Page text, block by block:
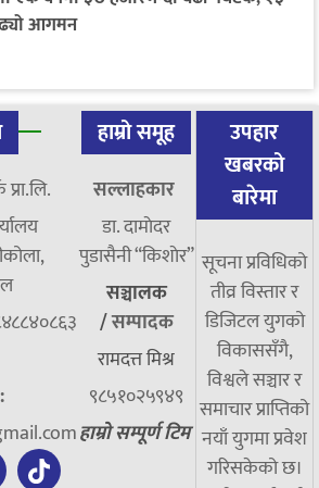
आगमन
हाम्रो समूह
सल्लाहकार
डा. दामाेदर
पुडासैनी “किशाेर”
सञ्चालक
/सम्पादक
रामदत्त मिश्र
९८५१०२५९४९
हाम्रो सम्पूर्ण टिम
उपहार
खबरको
बारेमा
सूचना प्रविधिको
तीव्र विस्तार र
डिजिटल युगको
विकाससँगै,
विश्वले सञ्चार र
समाचार प्राप्तिको
नयाँ युगमा प्रवेश
गरिसकेको छ।